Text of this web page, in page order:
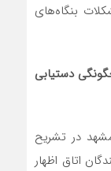
بنگاه‌های
دستیابی
در تشریح
اتاق اظهار